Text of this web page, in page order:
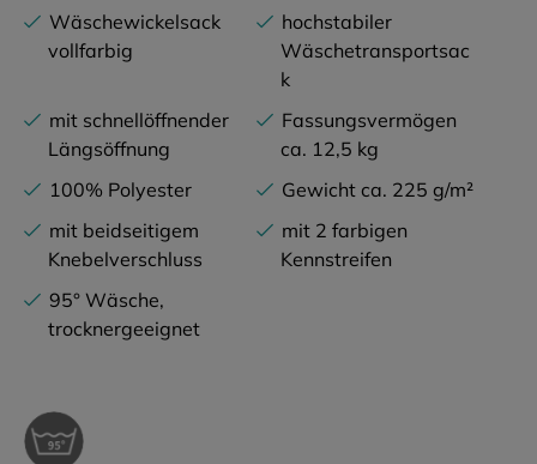
Wäschewickelsack
vollfarbig
hochstabiler
Wäschetransportsac
k
mit schnellöffnender
Längsöffnung
Fassungsvermögen
ca. 12,5 kg
100% Polyester
Gewicht ca. 225 g/m²
mit beidseitigem
Knebelverschluss
mit 2 farbigen
Kennstreifen
95° Wäsche,
trocknergeeignet